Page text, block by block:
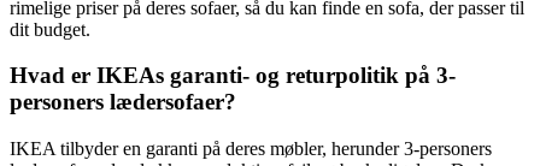
rimelige priser på deres sofaer, så du kan finde en sofa, der passer til
dit budget.
Hvad er IKEAs garanti- og returpolitik på 3-
personers lædersofaer?
IKEA tilbyder en garanti på deres møbler, herunder 3-personers